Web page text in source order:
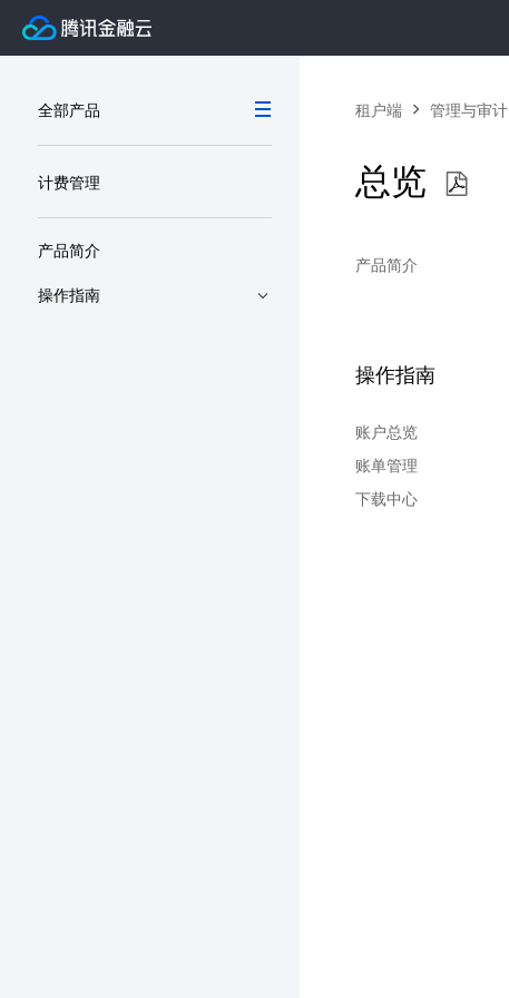
全部产品
计费管理
产品简介
操作指南
租户端 管理与审计
总览
产品简介
操作指南
账户总览
账单管理
下载中心